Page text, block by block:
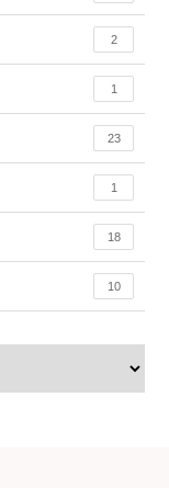
2
1
23
1
18
10